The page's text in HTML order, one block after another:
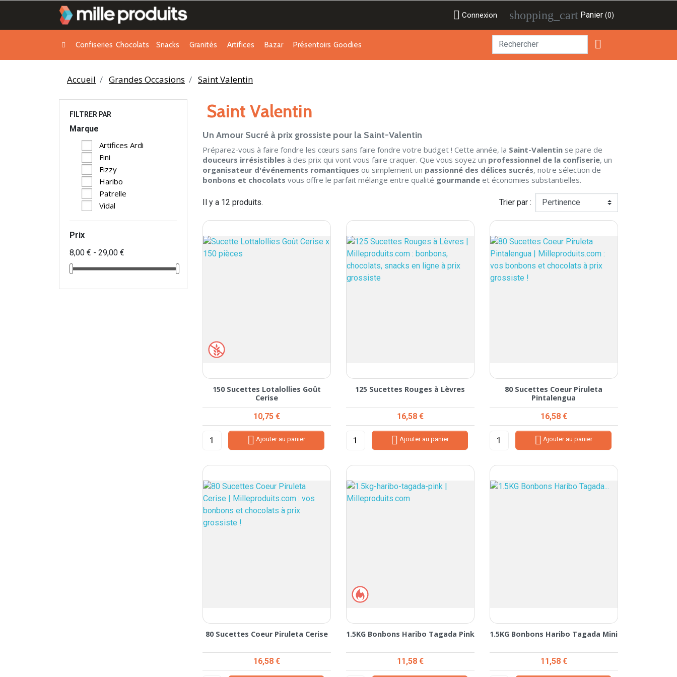
 Connexion shopping_cart Panier (0)
Confiseries Chocolats Snacks Granités Artifices Bazar Présentoirs Goodies 
Accueil Grandes Occasions Saint Valentin
FILTRER PAR
Marque
Artifices Ardi
Fini
Fizzy
Haribo
Patrelle
Vidal
Prix
8,00 € - 29,00 €
Saint Valentin
Un Amour Sucré à prix grossiste pour la Saint-Valentin
Préparez-vous à faire fondre les cœurs sans faire fondre votre budget ! Cette année, la Saint-Valentin se pare de
douceurs irrésistibles à des prix qui vont vous faire craquer. Que vous soyez un professionnel de la confiserie, un
organisateur d'événements romantiques ou simplement un passionné des délices sucrés, notre sélection de
bonbons et chocolats vous offre le parfait mélange entre qualité gourmande et économies substantielles.
Il y a 12 produits. Trier par :
150 Sucettes Lotalollies Goût
Cerise
Prix
10,75 €
 Ajouter au panier
125 Sucettes Rouges à Lèvres
Prix
16,58 €
 Ajouter au panier
80 Sucettes Coeur Piruleta
Pintalengua
Prix
16,58 €
 Ajouter au panier
80 Sucettes Coeur Piruleta Cerise
Prix
16,58 €
1.5KG Bonbons Haribo Tagada Pink
Prix
11,58 €
1.5KG Bonbons Haribo Tagada Mini
Prix
11,58 €